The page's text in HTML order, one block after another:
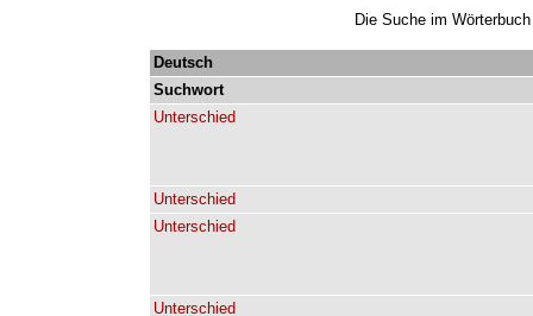
Die Suche im
Deutsch
Suchwort
Unterschied
Unterschied
Unterschied
Unterschied